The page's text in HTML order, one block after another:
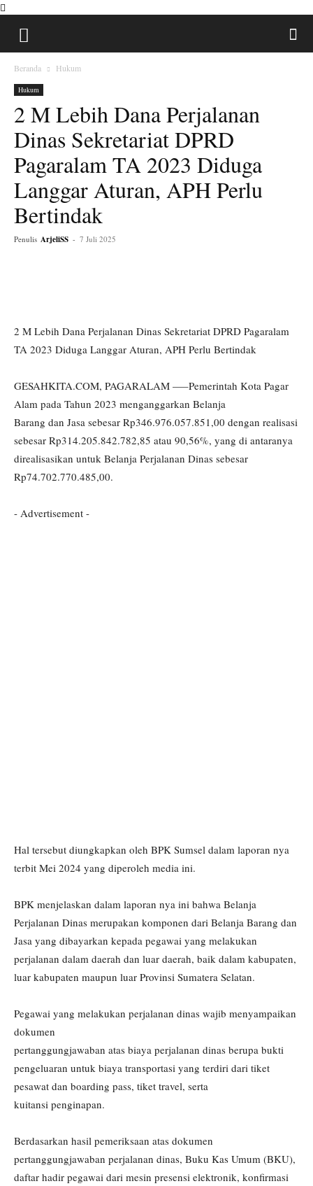
Beranda Hukum
Hukum
2 M Lebih Dana Perjalanan
Dinas Sekretariat DPRD
Pagaralam TA 2023 Diduga
Langgar Aturan, APH Perlu
Bertindak
Penulis ArjeliSS - 7 Juli 2025
2 M Lebih Dana Perjalanan Dinas Sekretariat DPRD Pagaralam
TA 2023 Diduga Langgar Aturan, APH Perlu Bertindak
GESAHKITA.COM, PAGARALAM —–Pemerintah Kota Pagar
Alam pada Tahun 2023 menganggarkan Belanja
Barang dan Jasa sebesar Rp346.976.057.851,00 dengan realisasi
sebesar Rp314.205.842.782,85 atau 90,56%, yang di antaranya
direalisasikan untuk Belanja Perjalanan Dinas sebesar
Rp74.702.770.485,00.
- Advertisement -
Hal tersebut diungkapkan oleh BPK Sumsel dalam laporan nya
terbit Mei 2024 yang diperoleh media ini.
BPK menjelaskan dalam laporan nya ini bahwa Belanja
Perjalanan Dinas merupakan komponen dari Belanja Barang dan
Jasa yang dibayarkan kepada pegawai yang melakukan
perjalanan dalam daerah dan luar daerah, baik dalam kabupaten,
luar kabupaten maupun luar Provinsi Sumatera Selatan.
Pegawai yang melakukan perjalanan dinas wajib menyampaikan
dokumen
pertanggungjawaban atas biaya perjalanan dinas berupa bukti
pengeluaran untuk biaya transportasi yang terdiri dari tiket
pesawat dan boarding pass, tiket travel, serta
kuitansi penginapan.
Berdasarkan hasil pemeriksaan atas dokumen
pertanggungjawaban perjalanan dinas, Buku Kas Umum (BKU),
daftar hadir pegawai dari mesin presensi elektronik, konfirmasi